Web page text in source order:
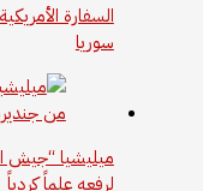
السفارة
سوريا
ميليشيا “جيش
لرفعه علماً كردياً